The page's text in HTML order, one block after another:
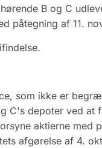
B og C
påtegning af 11.
som ikke er
C's depoter ved at
aktierne med
afgørelse af 4.